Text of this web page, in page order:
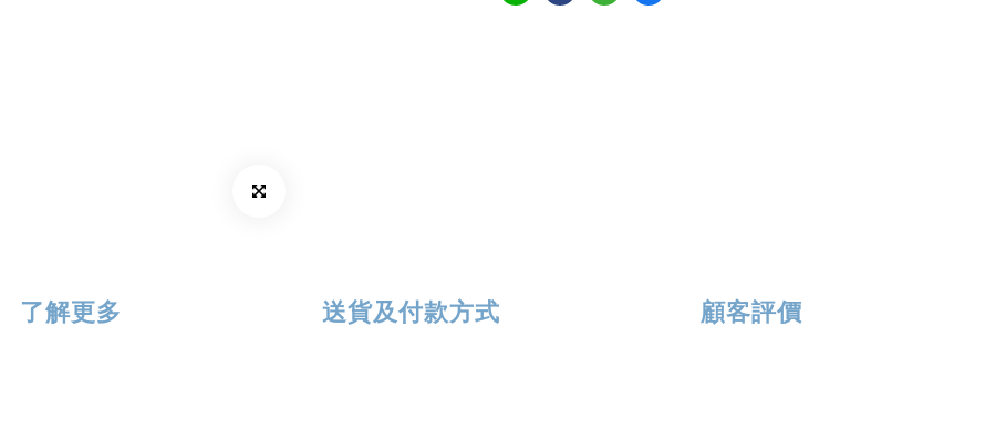
了解更多 送貨及付款方式 顧客評價